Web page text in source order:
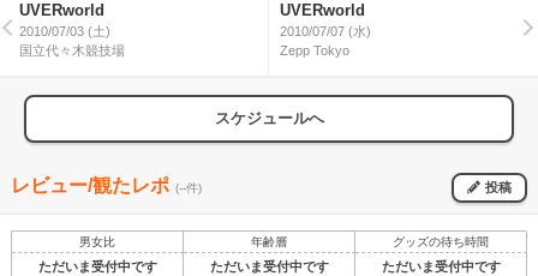
UVERworld
2010/07/03 (土)
国立代々木競技場
UVERworld
2010/07/07 (水)
Zepp Tokyo
スケジュールへ
レビュー/観たレポ (--件) 投稿
男女比 年齢層 グッズの待ち時間
ただいま受付中です ただいま受付中です ただいま受付中です